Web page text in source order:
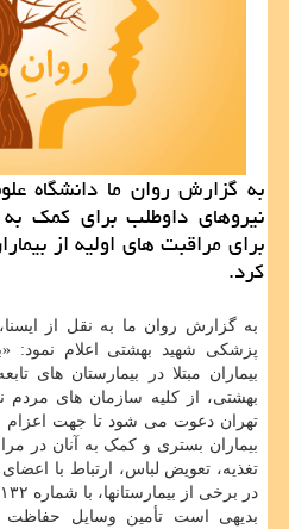
به گزارش روان ما دانشگاه
نیروهای داوطلب برای كمك به
برای مراقبت های اولیه از
كرد.
به گزارش روان ما به نقل از
پزشکی شهید بهشتی اعلام نمود:
بیماران مبتلا در بیمارستان های
بهشتی، از کلیه سازمان های مردم
تهران دعوت می شود تا جهت اعزام
بیماران بستری و کمک به آنان در
تغذیه، تعویض لباس، ارتباط با
در برخی از بیمارستانها، با شماره ۰۲۱۶۶۷۶۱۱۳۲ تماس بگیرند.
بدیهی است تأمین وسایل